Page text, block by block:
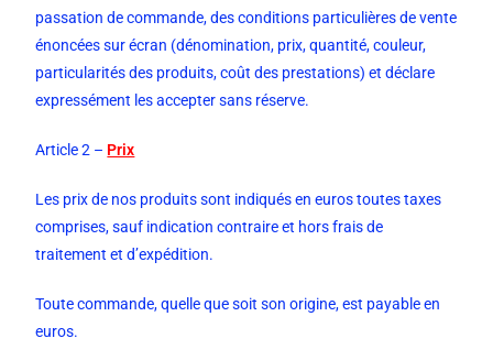
passation de commande, des conditions particulières de vente
énoncées sur écran (dénomination, prix, quantité, couleur,
particularités des produits, coût des prestations) et déclare
expressément les accepter sans réserve.
Article 2 – Prix
Les prix de nos produits sont indiqués en euros toutes taxes
comprises, sauf indication contraire et hors frais de
traitement et d’expédition.
Toute commande, quelle que soit son origine, est payable en
euros.